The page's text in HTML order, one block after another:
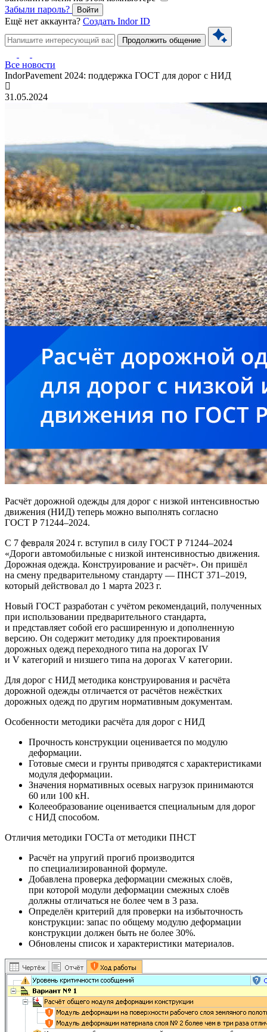
Забыли пароль?
Войти
Ещё нет аккаунта? Создать Indor ID
Продолжить общение
Все новости
IndorPavement 2024: поддержка ГОСТ для дорог с НИД
31.05.2024
Расчёт дорожной одежды для дорог с низкой интенсивностью
движения (НИД) теперь можно выполнять согласно
ГОСТ Р 71244–2024.
С 7 февраля 2024 г. вступил в силу ГОСТ Р 71244–2024
«Дороги автомобильные с низкой интенсивностью движения.
Дорожная одежда. Конструирование и расчёт». Он пришёл
на смену предварительному стандарту — ПНСТ 371–2019,
который действовал до 1 марта 2023 г.
Новый ГОСТ разработан с учётом рекомендаций, полученных
при использовании предварительного стандарта,
и представляет собой его расширенную и дополненную
версию. Он содержит методику для проектирования
дорожных одежд переходного типа на дорогах IV
и V категорий и низшего типа на дорогах V категории.
Для дорог с НИД методика конструирования и расчёта
дорожной одежды отличается от расчётов нежёстких
дорожных одежд по другим нормативным документам.
Особенности методики расчёта для дорог с НИД
Прочность конструкции оценивается по модулю
деформации.
Готовые смеси и грунты приводятся с характеристиками
модуля деформации.
Значения нормативных осевых нагрузок принимаются
60 или 100 кН.
Колееобразование оценивается специальным для дорог
с НИД способом.
Отличия методики ГОСТа от методики ПНСТ
Расчёт на упругий прогиб производится
по специализированной формуле.
Добавлена проверка деформации смежных слоёв,
при которой модули деформации смежных слоёв
должны отличаться не более чем в 3 раза.
Определён критерий для проверки на избыточность
конструкции: запас по общему модулю деформации
конструкции должен быть не более 30%.
Обновлены список и характеристики материалов.